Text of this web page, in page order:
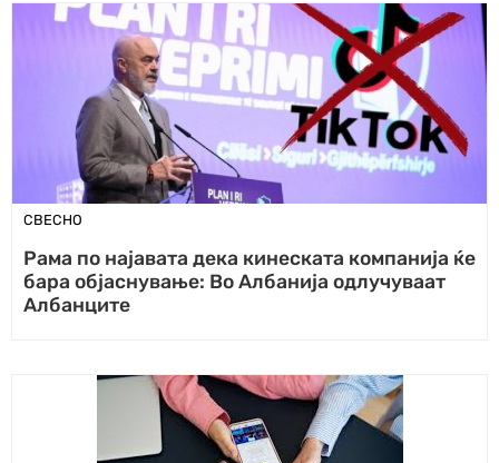
СВЕСНО
Рама по најавата дека кинеската компанија ќе
бара објаснување: Во Албанија одлучуваат
Албанците